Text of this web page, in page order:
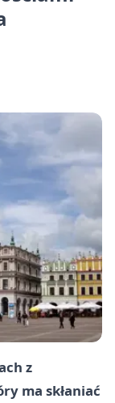
z
ma skłaniać